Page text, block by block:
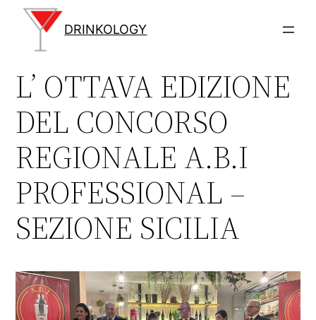
contenuto
DRINKOLOGY
L’ OTTAVA EDIZIONE
DEL CONCORSO
REGIONALE A.B.I
PROFESSIONAL –
SEZIONE SICILIA